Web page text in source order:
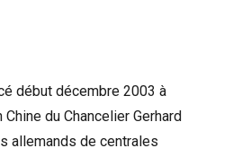
début décembre 2003 à
du Chancelier Gerhard
allemands de centrales